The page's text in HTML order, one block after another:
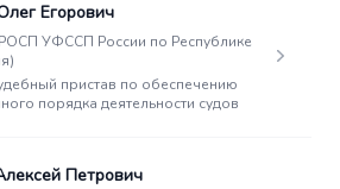
Егорович
УФССП России по Республике
пристав по обеспечению
порядка деятельности судов
Петрович